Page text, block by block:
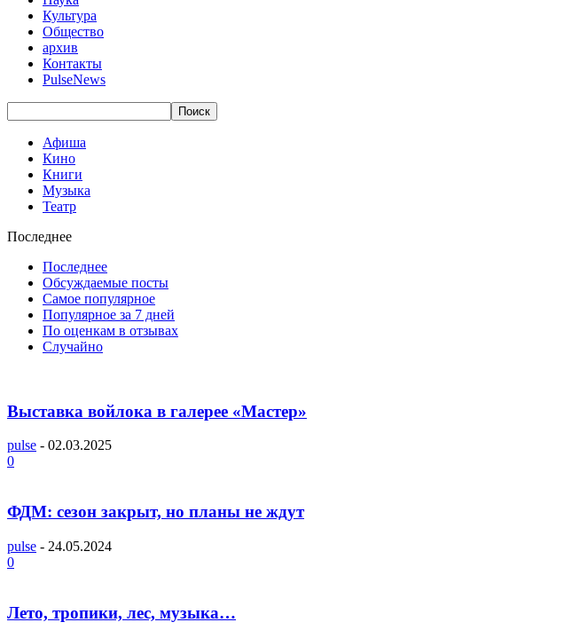
Культура
Общество
архив
Контакты
PulseNews
Афиша
Кино
Книги
Музыка
Театр
Последнее
Последнее
Обсуждаемые посты
Самое популярное
Популярное за 7 дней
По оценкам в отзывах
Случайно
Выставка войлока в галерее «Мастер»
pulse - 02.03.2025
0
ФДМ: сезон закрыт, но планы не ждут
pulse - 24.05.2024
0
Лето, тропики, лес, музыка…